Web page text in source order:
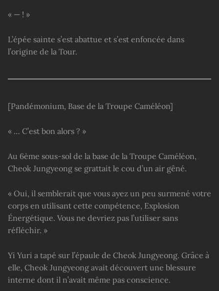
« — ! »
L’épée sainte s’est abattue et s’est enfoncée dans
l’origine de la Tour.
[Pandémonium, Base de la Troupe Caméléon]
« … C’est bon alors ? »
Au 6ème sous-sol de la base de la Troupe Caméléon,
Cheok Jungyeong se grattait le cou d’un air gêné.
« Oui, il semblerait que vous ayez un peu surmené votre
corps en utilisant cette compétence, Explosion
Énergétique. Vous ne devriez pas l’utiliser sans
réfléchir. »
Yi Yuri a tapé sur l’épaule de Cheok Jungyeong. Grâce à
elle, Cheok Jungyeong avait découvert une blessure
interne dont il n’avait même pas conscience.